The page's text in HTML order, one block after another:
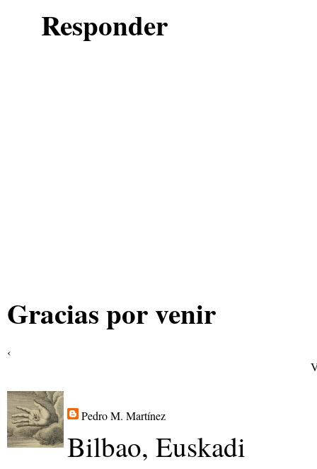
Responder
Gracias por venir
‹
Pedro M. Martínez
Bilbao, Euskadi